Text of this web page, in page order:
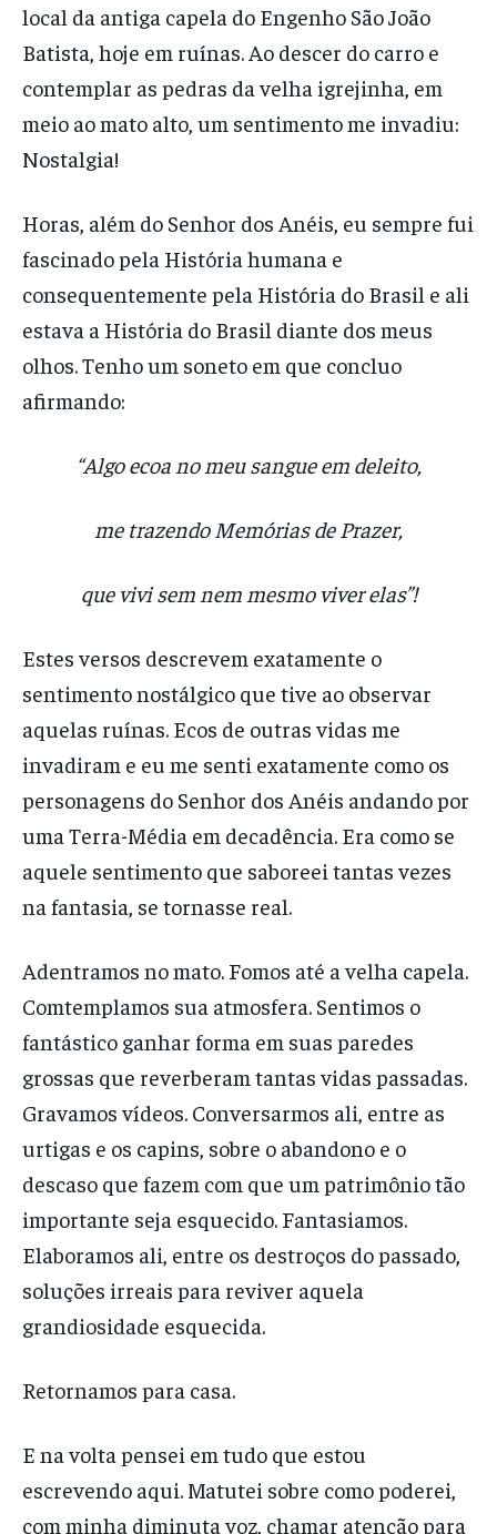
local da antiga capela do Engenho São João
Batista, hoje em ruínas. Ao descer do carro e
contemplar as pedras da velha igrejinha, em
meio ao mato alto, um sentimento me invadiu:
Nostalgia!
Horas, além do Senhor dos Anéis, eu sempre fui
fascinado pela História humana e
consequentemente pela História do Brasil e ali
estava a História do Brasil diante dos meus
olhos. Tenho um soneto em que concluo
afirmando:
“Algo ecoa no meu sangue em deleito,
me trazendo Memórias de Prazer,
que vivi sem nem mesmo viver elas”!
Estes versos descrevem exatamente o
sentimento nostálgico que tive ao observar
aquelas ruínas. Ecos de outras vidas me
invadiram e eu me senti exatamente como os
personagens do Senhor dos Anéis andando por
uma Terra-Média em decadência. Era como se
aquele sentimento que saboreei tantas vezes
na fantasia, se tornasse real.
Adentramos no mato. Fomos até a velha capela.
Comtemplamos sua atmosfera. Sentimos o
fantástico ganhar forma em suas paredes
grossas que reverberam tantas vidas passadas.
Gravamos vídeos. Conversarmos ali, entre as
urtigas e os capins, sobre o abandono e o
descaso que fazem com que um patrimônio tão
importante seja esquecido. Fantasiamos.
Elaboramos ali, entre os destroços do passado,
soluções irreais para reviver aquela
grandiosidade esquecida.
Retornamos para casa.
E na volta pensei em tudo que estou
escrevendo aqui. Matutei sobre como poderei,
com minha diminuta voz, chamar atenção para